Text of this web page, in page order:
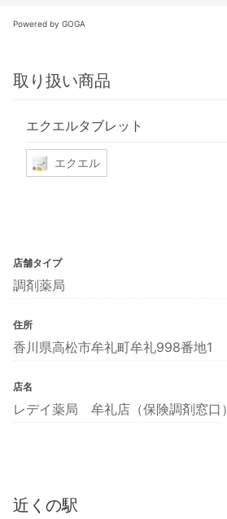
Powered by GOGA
取り扱い商品
エクエルタブレット
エクエル
店舗タイプ
調剤薬局
住所
香川県高松市牟礼町牟礼998番地1
店名
レデイ薬局 牟礼店（保険調剤窓口）
近くの駅